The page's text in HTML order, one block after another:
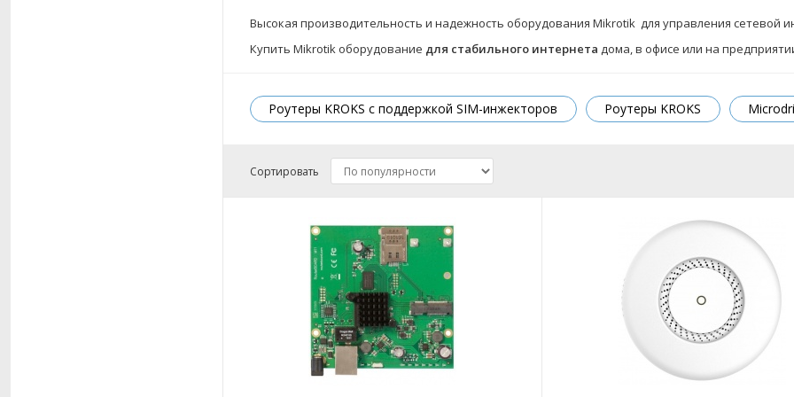
Высокая производительность и надежность оборудования Mikrotik для управления сетевой
Купить Mikrotik оборудование для стабильного интернета дома, в офисе или на
Роутеры KROKS с поддержкой SIM-инжекторов Роутеры KROKS
Сортировать